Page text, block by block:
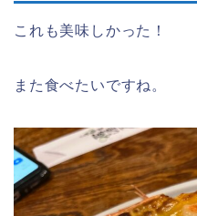
これも美味しかった！
また食べたいですね。